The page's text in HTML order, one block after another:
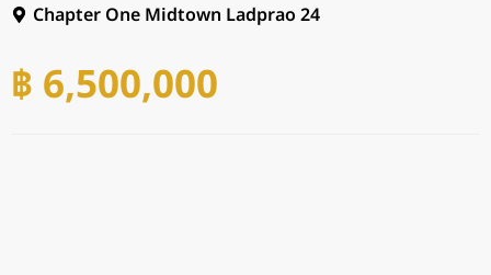
Chapter One Midtown Ladprao 24
฿ 6,500,000